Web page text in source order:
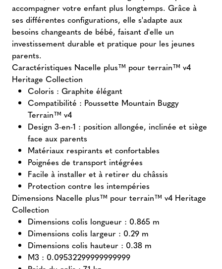
accompagner votre enfant plus longtemps. Grâce à
ses différentes configurations, elle s'adapte aux
besoins changeants de bébé, faisant d'elle un
investissement durable et pratique pour les jeunes
parents.
Caractéristiques Nacelle plus™ pour terrain™ v4
Heritage Collection
Coloris : Graphite élégant
Compatibilité : Poussette Mountain Buggy
Terrain™ v4
Design 3-en-1 : position allongée, inclinée et siège
face aux parents
Matériaux respirants et confortables
Poignées de transport intégrées
Facile à installer et à retirer du châssis
Protection contre les intempéries
Dimensions Nacelle plus™ pour terrain™ v4 Heritage
Collection
Dimensions colis longueur : 0.865 m
Dimensions colis largeur : 0.29 m
Dimensions colis hauteur : 0.38 m
M3 : 0.09532299999999999